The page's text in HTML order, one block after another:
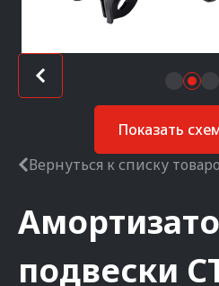
Показать
Вернуться к списку
подвески